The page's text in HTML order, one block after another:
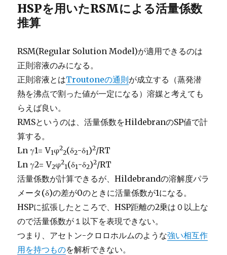
HSPを用いたRSMによる活量係数
推算
RSM(Regular Solution Model)が適用できるのは
正則溶液のみになる。
正則溶液とはTroutoneの通則が成立する（蒸発潜
熱を沸点で割った値が一定になる）溶媒と考えても
らえば良い。
RMSというのは、活量係数をHildebranのSP値で計
算する。
Ln γ1= V1φ2
2(δ2-δ1)2/RT
Ln γ2= V2φ2
1(δ1-δ2)2/RT
活量係数が計算できるが、Hildebrandの溶解度パラ
メータ(δ)の差が0のときに活量係数が1になる。
HSPに拡張したところで、HSP距離の2乗は０以上な
ので活量係数が１以下を表現できない。
つまり、アセトン-クロロホルムのような強い相互作
用を持つものを解析できない。